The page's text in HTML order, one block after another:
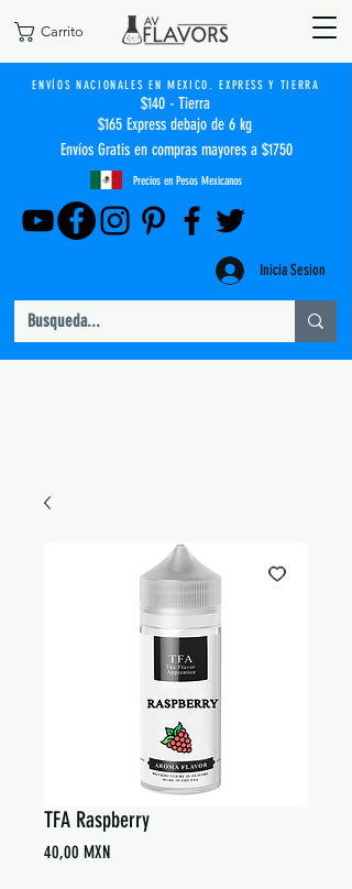
Carrito
ENVÍOS NACIONALES EN MEXICO. EXPRESS Y TIERRA
$140 - Tierra
$165 Express debajo de 6 kg
Envíos Gratis en compras mayores a $1750
Precios en Pesos Mexicanos
Inicia Sesion
TFA Raspberry
40,00 MXNPrecio